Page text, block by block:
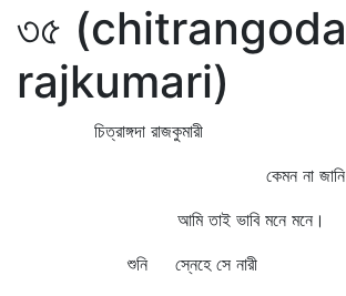
৩৫ (chitrangoda
rajkumari)
চিত্রাঙ্গদা রাজকুমারী
কেমন না জানি
আমি তাই ভাবি মনে মনে।
শুনি স্নেহে সে নারী